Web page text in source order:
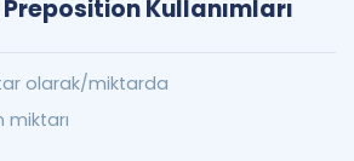
Kullanımları
olarak/miktarda
miktarı